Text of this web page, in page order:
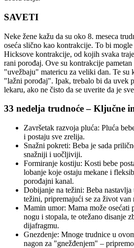
SAVETI
Neke žene kažu da su oko 8. meseca
oseća slično kao kontrakcije. To bi
Hicksove kontrakcije, od kojih svaka
rani porođaj. Ove su kontrakcije pametan
"uvežbaju" matericu za veliki dan. Te su
"lažni porođaj". Ipak, trebalo bi da uvek
lekaru, ako ne čisto da se uverite da je
33 nedelja trudnoće – Ključne
Završetak razvoja pluća: Pluća
i postaju sve zrelija.
Snažni pokreti: Beba je sada
snažniji i uočljiviji.
Formiranje kostiju: Kosti bebe
lobanje koje ostaju mekane i
porođajni kanal.
Dobijanje na težini: Beba nastavlja
težini, pripremajući se za život van
Mamin umor: Mama može osećati
nogu i stopala, te otežano disanje
dijafragmu.
Gnezdenje: Mnoge trudnice u
nagon za "gnežđenjem" –